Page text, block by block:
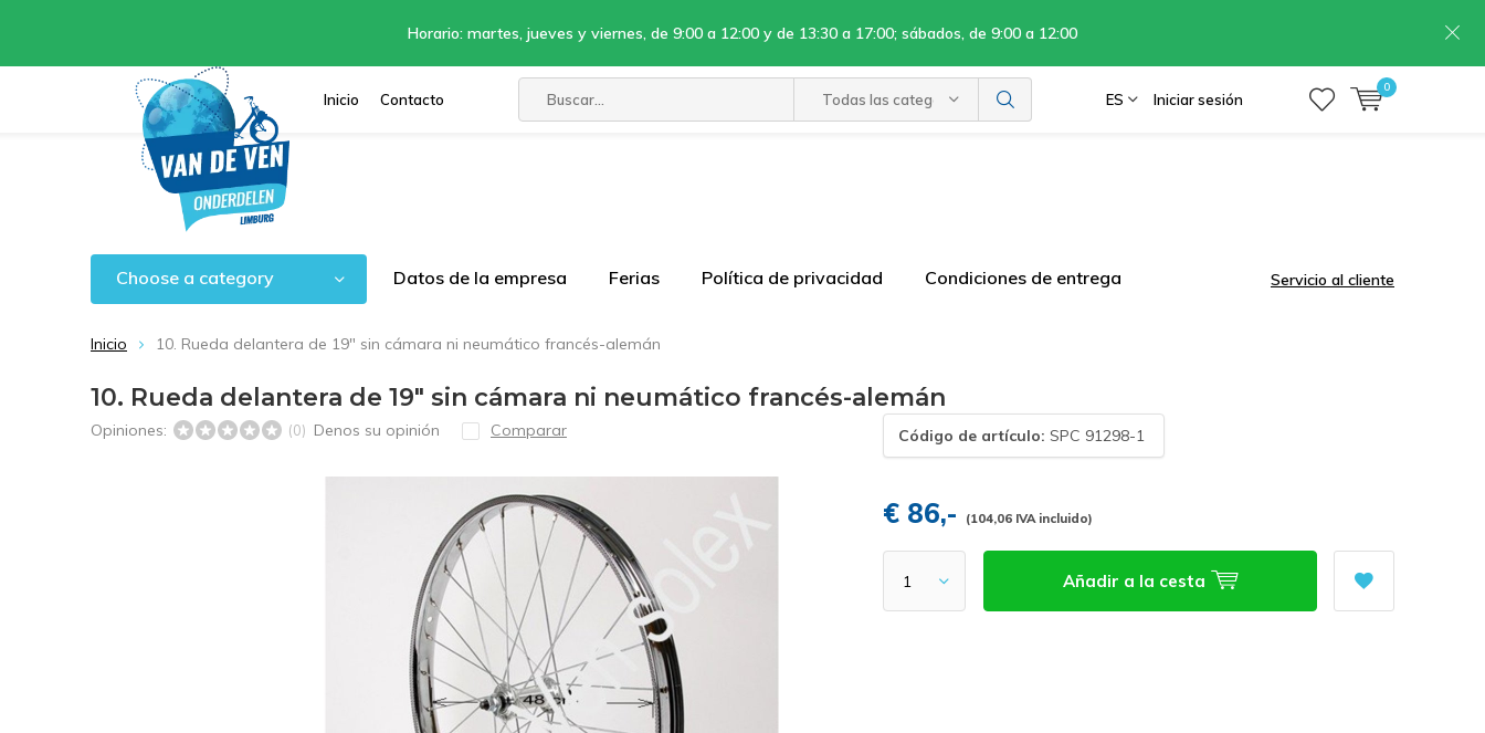
Inicio Contacto Todas las categorías ES Iniciar sesión
0
Horario: martes, jueves y viernes, de 9:00 a 12:00 y de 13:30 a 17:00; sábados, de 9:00 a 12:00
Choose a category Datos de la empresa Ferias Política de privacidad Condiciones de entrega Servicio al cliente
Inicio 10. Rueda delantera de 19" sin cámara ni neumático francés-alemán
10. Rueda delantera de 19" sin cámara ni neumático francés-alemán
Opiniones: (0) Denos su opinión Comparar Código de artículo: SPC 91298-1
€ 86,- (104,06 IVA incluido)
Añadir a la cesta